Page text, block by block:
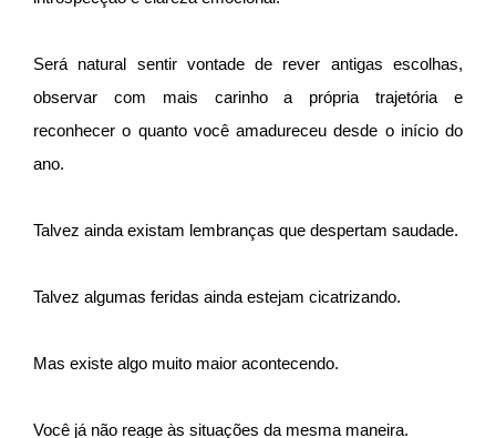
Será natural sentir vontade de rever antigas escolhas,
observar com mais carinho a própria trajetória e
reconhecer o quanto você amadureceu desde o início do
ano.
Talvez ainda existam lembranças que despertam saudade.
Talvez algumas feridas ainda estejam cicatrizando.
Mas existe algo muito maior acontecendo.
Você já não reage às situações da mesma maneira.